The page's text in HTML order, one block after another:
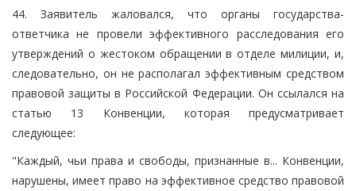
44. Заявитель жаловался, что органы государства-
ответчика не провели эффективного расследования его
утверждений о жестоком обращении в отделе милиции, и,
следовательно, он не располагал эффективным средством
правовой защиты в Российской Федерации. Он ссылался на
статью 13 Конвенции, которая предусматривает
следующее:
"Каждый, чьи права и свободы, признанные в... Конвенции,
нарушены, имеет право на эффективное средство правовой